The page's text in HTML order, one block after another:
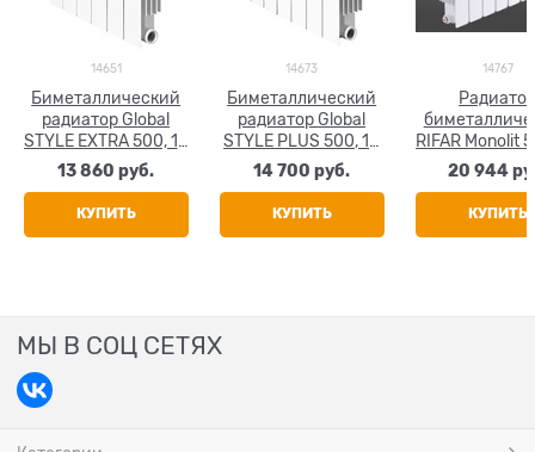
14651
Биметаллический
радиатор Global
STYLE EXTRA 500, 14
секций
13 860 руб.
КУПИТЬ
14673
Биметаллический
радиатор Global
STYLE PLUS 500, 14
секций
14 700 руб.
КУПИТЬ
14767
RIFAR Monolit
секций
20 944
КУПИТЬ
МЫ В СОЦ СЕТЯХ